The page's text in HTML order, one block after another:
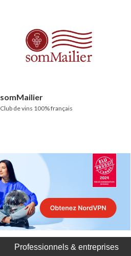
somMailier
Club de vins 100% français
Professionnels & entreprises